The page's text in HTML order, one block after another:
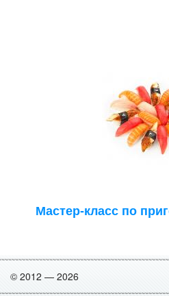
Мастер-класс по
© 2012 — 2026